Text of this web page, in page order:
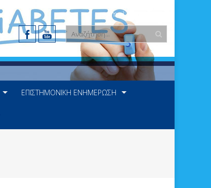
e-mail: info@ede.gr
ΕΠΙΣΤΗΜΟΝΙΚΉ ΕΝΗΜΈΡΩΣΗ